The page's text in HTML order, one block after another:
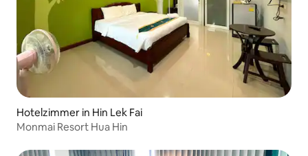
Hotelzimmer in Hin Lek Fai
Monmai Resort Hua Hin